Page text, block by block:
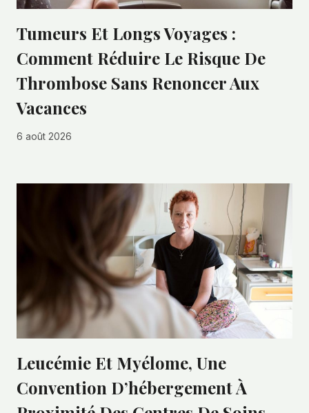
Tumeurs Et Longs Voyages :
Comment Réduire Le Risque De
Thrombose Sans Renoncer Aux
Vacances
6 août 2026
Leucémie Et Myélome, Une
Convention D’hébergement À